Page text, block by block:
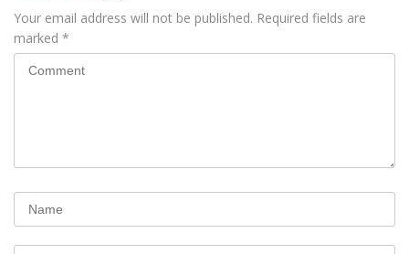
Your email address will not be published. Required fields are
marked *